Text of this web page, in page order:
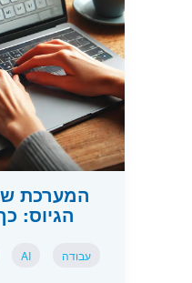
המערכת
הגיוס:
עבודה AI